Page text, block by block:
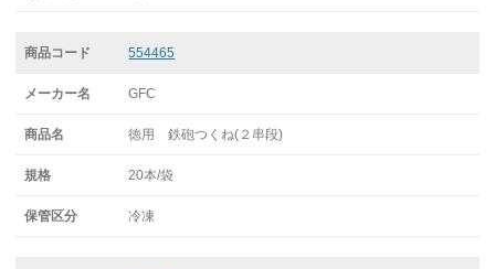
554465
GFC
徳用 鉄砲つくね(２串段)
20本/袋
冷凍